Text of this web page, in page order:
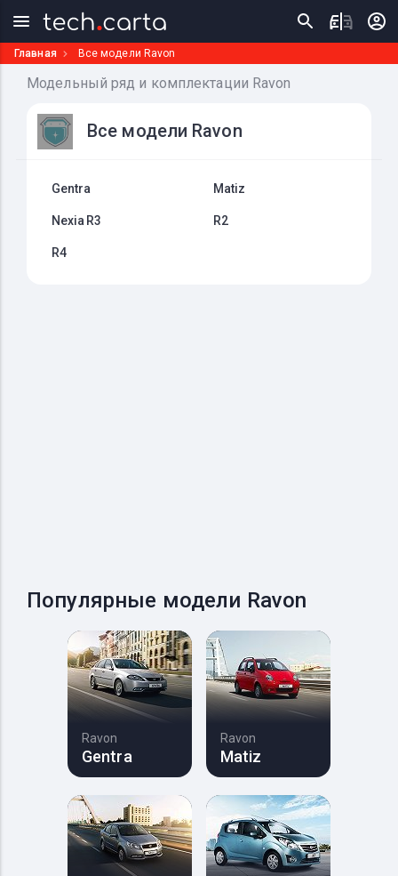
Главная Все модели Ravon
Модельный ряд и комплектации Ravon
Все модели Ravon
Gentra Matiz
Nexia R3 R2
R4
Популярные модели Ravon
Ravon
Gentra
Ravon
Matiz